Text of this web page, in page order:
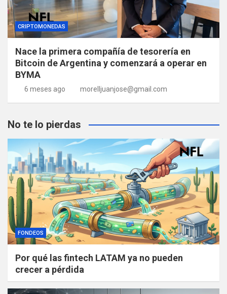
CRIPTOMONEDAS
Nace la primera compañía de tesorería en
Bitcoin de Argentina y comenzará a operar en
BYMA
6 meses ago morelljuanjose@gmail.com
No te lo pierdas
FONDEOS
Por qué las fintech LATAM ya no pueden
crecer a pérdida